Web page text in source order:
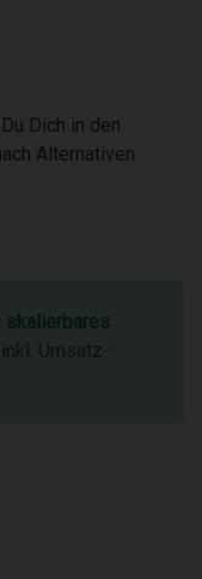
Dich in den
Alternativen
skalierbares
Umsatz-